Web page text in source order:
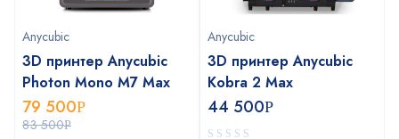
Anycubic
3D принтер Anycubic
Photon Mono M7 Max
83 500Р
79 500Р
Anycubic
3D принтер Anycubic
Kobra 2 Max
44 500Р